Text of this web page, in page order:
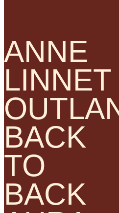
ANNE
LINNET
BACK
TO
BACK